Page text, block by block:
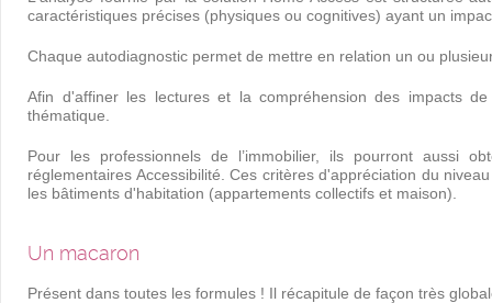
caractéristiques précises (physiques ou cognitives) ayant un
Chaque autodiagnostic permet de mettre en relation un ou
Afin d'affiner les lectures et la compréhension des impacts
thématique.
Pour les professionnels de l’immobilier, ils pourront aussi
réglementaires Accessibilité. Ces critères d'appréciation du
les bâtiments d'habitation (appartements collectifs et maison).
Un macaron
Présent dans toutes les formules ! Il récapitule de façon très